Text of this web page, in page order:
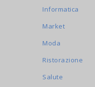
Informatica
Market
Moda
Ristorazione
Salute